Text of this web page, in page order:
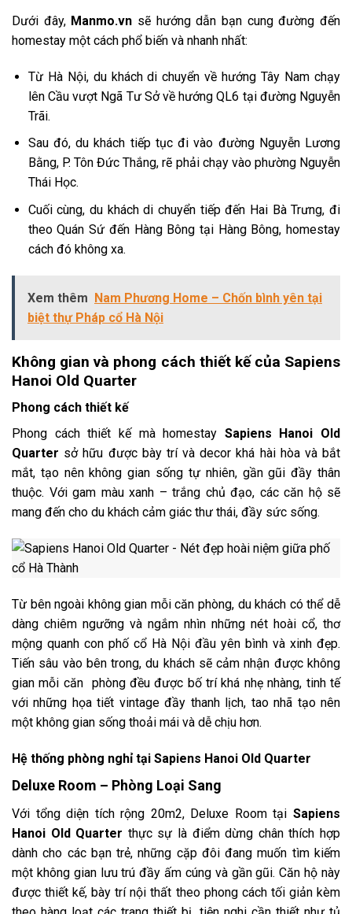
Dưới đây, Manmo.vn sẽ hướng dẫn bạn cung đường đến
homestay một cách phổ biến và nhanh nhất:
Từ Hà Nội, du khách di chuyển về hướng Tây Nam chạy
lên Cầu vượt Ngã Tư Sở về hướng QL6 tại đường Nguyễn
Trãi.
Sau đó, du khách tiếp tục đi vào đường Nguyễn Lương
Bằng, P. Tôn Đức Thắng, rẽ phải chạy vào phường Nguyễn
Thái Học.
Cuối cùng, du khách di chuyển tiếp đến Hai Bà Trưng, đi
theo Quán Sứ đến Hàng Bông tại Hàng Bông, homestay
cách đó không xa.
Xem thêm Nam Phương Home – Chốn bình yên tại
biệt thự Pháp cổ Hà Nội
Không gian và phong cách thiết kế của Sapiens
Hanoi Old Quarter
Phong cách thiết kế
Phong cách thiết kế mà homestay Sapiens Hanoi Old
Quarter sở hữu được bày trí và decor khá hài hòa và bắt
mắt, tạo nên không gian sống tự nhiên, gần gũi đầy thân
thuộc. Với gam màu xanh – trắng chủ đạo, các căn hộ sẽ
mang đến cho du khách cảm giác thư thái, đầy sức sống.
Từ bên ngoài không gian mỗi căn phòng, du khách có thể dễ
dàng chiêm ngưỡng và ngắm nhìn những nét hoài cổ, thơ
mộng quanh con phố cổ Hà Nội đầu yên bình và xinh đẹp.
Tiến sâu vào bên trong, du khách sẽ cảm nhận được không
gian mỗi căn phòng đều được bố trí khá nhẹ nhàng, tinh tế
với những họa tiết vintage đầy thanh lịch, tao nhã tạo nên
một không gian sống thoải mái và dễ chịu hơn.
Hệ thống phòng nghỉ tại Sapiens Hanoi Old Quarter
Deluxe Room – Phòng Loại Sang
Với tổng diện tích rộng 20m2, Deluxe Room tại Sapiens
Hanoi Old Quarter thực sự là điểm dừng chân thích hợp
dành cho các bạn trẻ, những cặp đôi đang muốn tìm kiếm
một không gian lưu trú đầy ấm cúng và gần gũi. Căn hộ này
được thiết kế, bày trí nội thất theo phong cách tối giản kèm